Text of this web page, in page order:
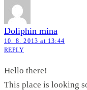
Doliphin mina
10. 8. 2013 at 13:44
REPLY
Hello there!
This place is looking